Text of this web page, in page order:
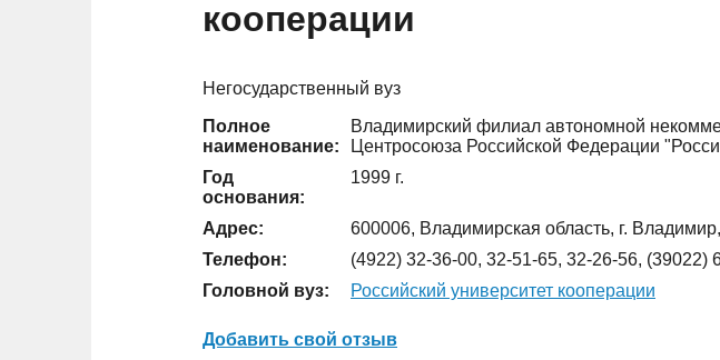
кооперации
Негосударственный вуз
Полное
наименование:
Владимирский филиал автономной
Центросоюза Российской Федерации
Год
основания:
1999 г.
Адрес:
600006, Владимирская область, г.
Телефон:
(4922) 32-36-00, 32-51-65, 32-26-56, (39022)
Головной вуз:
Российский университет кооперации
Добавить свой отзыв